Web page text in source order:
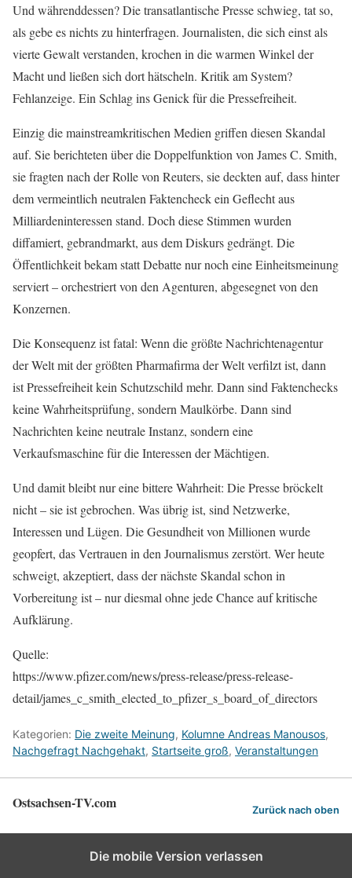
Und währenddessen? Die transatlantische Presse schwieg, tat so,
als gebe es nichts zu hinterfragen. Journalisten, die sich einst als
vierte Gewalt verstanden, krochen in die warmen Winkel der
Macht und ließen sich dort hätscheln. Kritik am System?
Fehlanzeige. Ein Schlag ins Genick für die Pressefreiheit.
Einzig die mainstreamkritischen Medien griffen diesen Skandal
auf. Sie berichteten über die Doppelfunktion von James C. Smith,
sie fragten nach der Rolle von Reuters, sie deckten auf, dass hinter
dem vermeintlich neutralen Faktencheck ein Geflecht aus
Milliardeninteressen stand. Doch diese Stimmen wurden
diffamiert, gebrandmarkt, aus dem Diskurs gedrängt. Die
Öffentlichkeit bekam statt Debatte nur noch eine Einheitsmeinung
serviert – orchestriert von den Agenturen, abgesegnet von den
Konzernen.
Die Konsequenz ist fatal: Wenn die größte Nachrichtenagentur
der Welt mit der größten Pharmafirma der Welt verfilzt ist, dann
ist Pressefreiheit kein Schutzschild mehr. Dann sind Faktenchecks
keine Wahrheitsprüfung, sondern Maulkörbe. Dann sind
Nachrichten keine neutrale Instanz, sondern eine
Verkaufsmaschine für die Interessen der Mächtigen.
Und damit bleibt nur eine bittere Wahrheit: Die Presse bröckelt
nicht – sie ist gebrochen. Was übrig ist, sind Netzwerke,
Interessen und Lügen. Die Gesundheit von Millionen wurde
geopfert, das Vertrauen in den Journalismus zerstört. Wer heute
schweigt, akzeptiert, dass der nächste Skandal schon in
Vorbereitung ist – nur diesmal ohne jede Chance auf kritische
Aufklärung.
Quelle:
https://www.pfizer.com/news/press-release/press-release-
detail/james_c_smith_elected_to_pfizer_s_board_of_directors
Kategorien: Die zweite Meinung, Kolumne Andreas Manousos,
Nachgefragt Nachgehakt, Startseite groß, Veranstaltungen
Ostsachsen-TV.com Zurück nach oben
Die mobile Version verlassen